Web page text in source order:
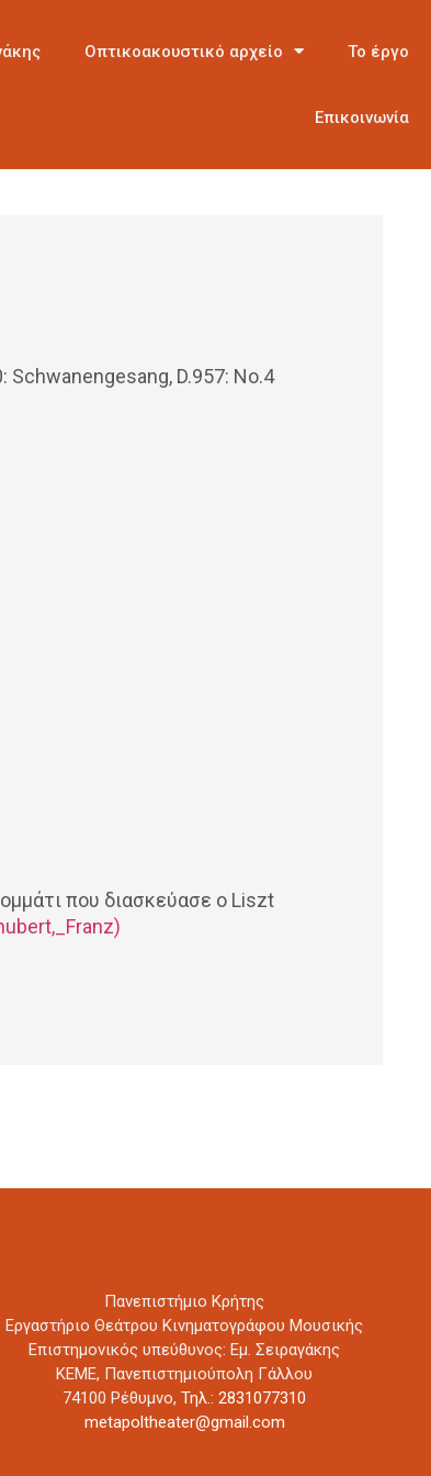
Οπτικοακουστικό αρχείο Το έργο
Επικοινωνία
Schwanengesang, D.957: No.4
που διασκεύασε ο Liszt
Πανεπιστήμιο Κρήτης
Εργαστήριο Θεάτρου Κινηματογράφου Μουσικής
Επιστημονικός υπεύθυνος: Εμ. Σειραγάκης
ΚΕΜΕ, Πανεπιστημιούπολη Γάλλου
74100 Ρέθυμνο,Τηλ.: 2831077310
metapoltheater@gmail.com